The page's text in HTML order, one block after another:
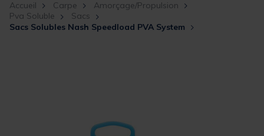
Accueil Carpe
Amorçage/Propulsion
Pva Soluble
Sacs
Sacs Solubles Nash Speedload PVA System